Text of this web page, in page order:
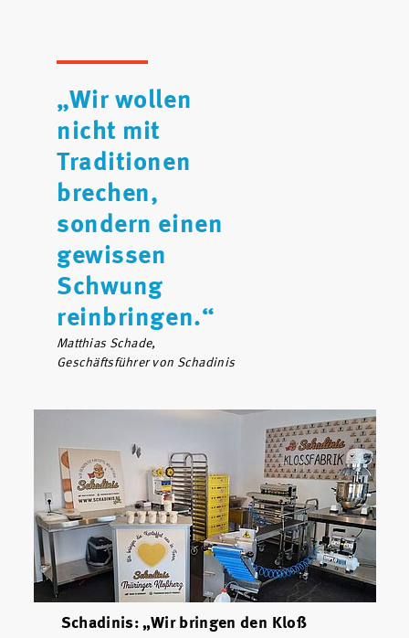
„Wir wollen
nicht mit
Traditionen
brechen,
sondern einen
gewissen
Schwung
reinbringen.“
Matthias Schade,
Geschäftsführer von Schadinis
Schadinis: „Wir bringen den Kloß